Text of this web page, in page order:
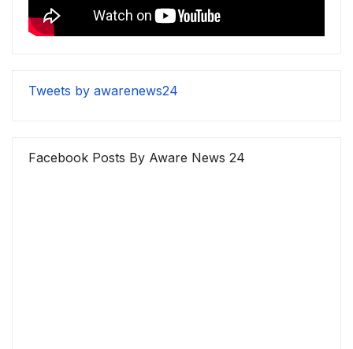
Tweets by awarenews24
Facebook Posts By Aware News 24